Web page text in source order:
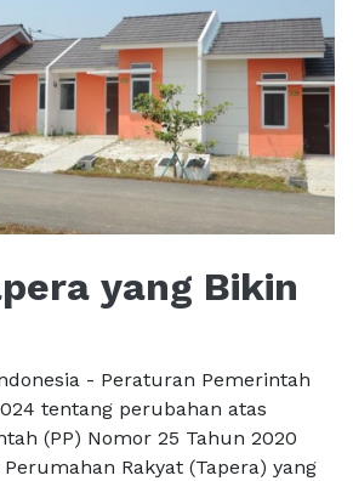
yang Bikin
- Peraturan Pemerintah
tentang perubahan atas
(PP) Nomor 25 Tahun 2020
Rakyat (Tapera) yang